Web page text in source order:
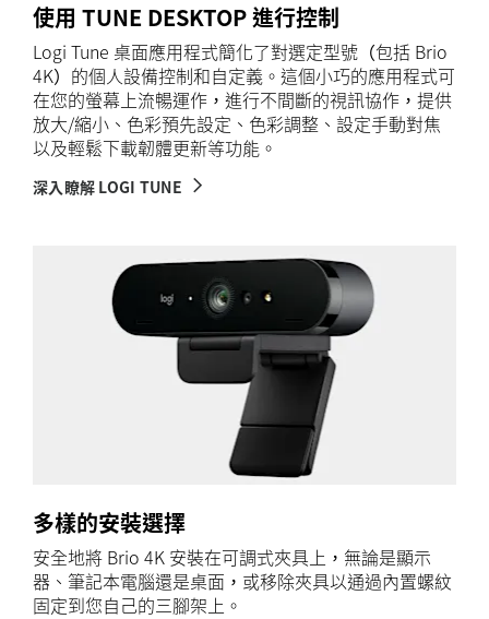
使用 TUNE DESKTOP 進行控制
Logi Tune 桌面應用程式簡化了對選定型號（包括 Brio
4K）的個人設備控制和自定義。這個小巧的應用程式可
在您的螢幕上流暢運作，進行不間斷的視訊協作，提供
放大/縮小、色彩預先設定、色彩調整、設定手動對焦
以及輕鬆下載韌體更新等功能。
深入瞭解 LOGI TUNE
多樣的安裝選擇
安全地將 Brio 4K 安裝在可調式夾具上，無論是顯示
器、筆記本電腦還是桌面，或移除夾具以通過內置螺紋
固定到您自己的三腳架上。